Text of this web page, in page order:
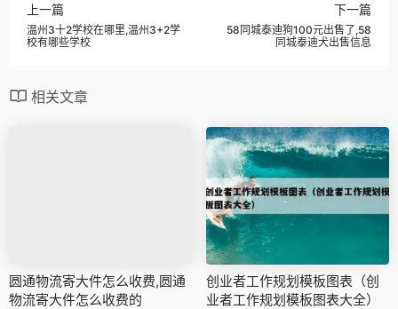
上一篇
温州3十2学校在哪里,温州3+2学
校有哪些学校
下一篇
58同城泰迪狗100元出售了,58
同城泰迪犬出售信息
相关文章
圆通物流寄大件怎么收费,圆通
物流寄大件怎么收费的
创业者工作规划模板图表（创
业者工作规划模板图表大全）